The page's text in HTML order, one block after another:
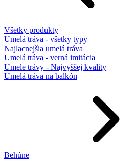
Všetky produkty
Umelá tráva - všetky typy
Najlacnejšia umelá tráva
Umelá tráva - verná imitácia
Umele trávy - Najvyššej kvality
Umelá tráva na balkón
Behúne